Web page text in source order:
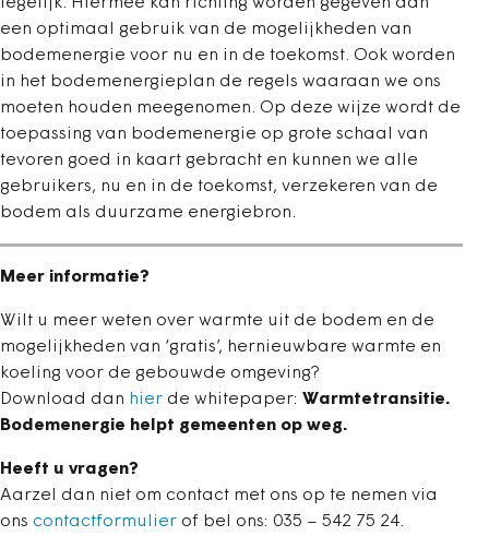
een optimaal gebruik van de mogelijkheden van
bodemenergie voor nu en in de toekomst. Ook worden
in het bodemenergieplan de regels waaraan we ons
moeten houden meegenomen. Op deze wijze wordt de
toepassing van bodemenergie op grote schaal van
tevoren goed in kaart gebracht en kunnen we alle
gebruikers, nu en in de toekomst, verzekeren van de
bodem als duurzame energiebron.
Meer informatie?
Wilt u meer weten over warmte uit de bodem en de
mogelijkheden van ‘gratis’, hernieuwbare warmte en
koeling voor de gebouwde omgeving?
Download dan hier de whitepaper: Warmtetransitie.
Bodemenergie helpt gemeenten op weg.
Heeft u vragen?
Aarzel dan niet om contact met ons op te nemen via
ons contactformulier of bel ons: 035 – 542 75 24.